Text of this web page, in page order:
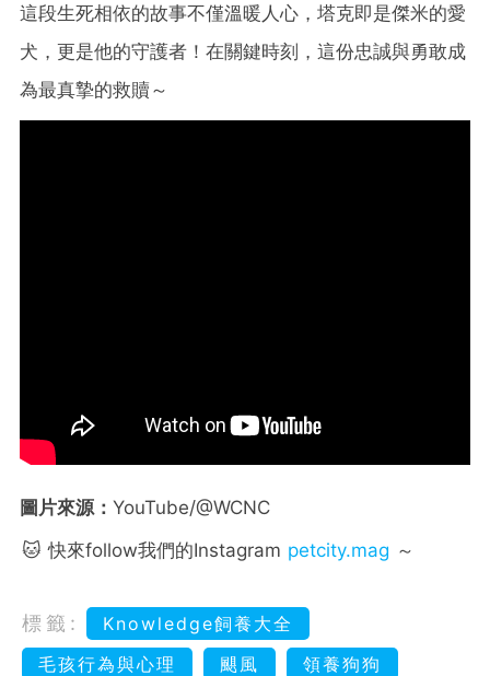
這段生死相依的故事不僅溫暖人心，塔克即是傑米的愛
犬，更是他的守護者！在關鍵時刻，這份忠誠與勇敢成
為最真摯的救贖～
圖片來源： YouTube/@WCNC
🐱 快來follow我們的Instagram petcity.mag ～
標籤:
Knowledge飼養大全
毛孩行為與心理
颶風
領養狗狗